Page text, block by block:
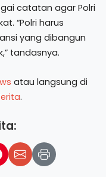
catatan agar Polri
“Polri harus
yang dibangun
tandasnya.
atau langsung di
.